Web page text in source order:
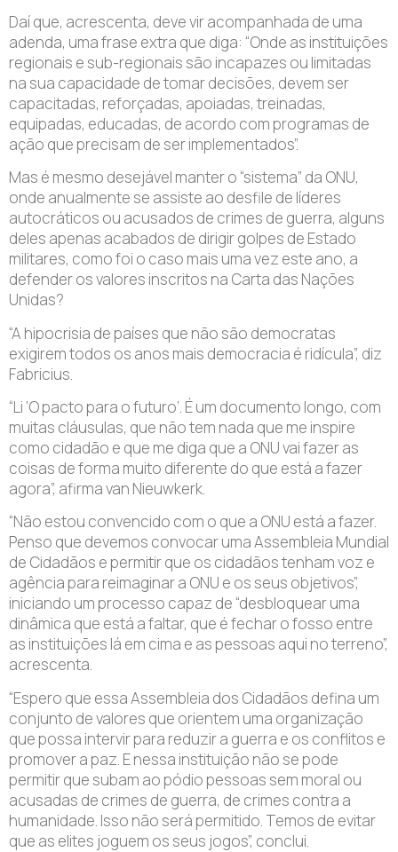
Daí que, acrescenta, deve vir acompanhada de uma
adenda, uma frase extra que diga: “Onde as instituições
regionais e sub-regionais são incapazes ou limitadas
na sua capacidade de tomar decisões, devem ser
capacitadas, reforçadas, apoiadas, treinadas,
equipadas, educadas, de acordo com programas de
ação que precisam de ser implementados”.
Mas é mesmo desejável manter o “sistema” da ONU,
onde anualmente se assiste ao desfile de líderes
autocráticos ou acusados de crimes de guerra, alguns
deles apenas acabados de dirigir golpes de Estado
militares, como foi o caso mais uma vez este ano, a
defender os valores inscritos na Carta das Nações
Unidas?
“A hipocrisia de países que não são democratas
exigirem todos os anos mais democracia é ridícula”, diz
Fabricius.
“Li ‘O pacto para o futuro’. É um documento longo, com
muitas cláusulas, que não tem nada que me inspire
como cidadão e que me diga que a ONU vai fazer as
coisas de forma muito diferente do que está a fazer
agora”, afirma van Nieuwkerk.
“Não estou convencido com o que a ONU está a fazer.
Penso que devemos convocar uma Assembleia Mundial
de Cidadãos e permitir que os cidadãos tenham voz e
agência para reimaginar a ONU e os seus objetivos”,
iniciando um processo capaz de “desbloquear uma
dinâmica que está a faltar, que é fechar o fosso entre
as instituições lá em cima e as pessoas aqui no terreno”,
acrescenta.
“Espero que essa Assembleia dos Cidadãos defina um
conjunto de valores que orientem uma organização
que possa intervir para reduzir a guerra e os conflitos e
promover a paz. E nessa instituição não se pode
permitir que subam ao pódio pessoas sem moral ou
acusadas de crimes de guerra, de crimes contra a
humanidade. Isso não será permitido. Temos de evitar
que as elites joguem os seus jogos”, conclui.